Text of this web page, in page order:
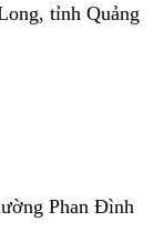
tỉnh Quảng
Phan Đình